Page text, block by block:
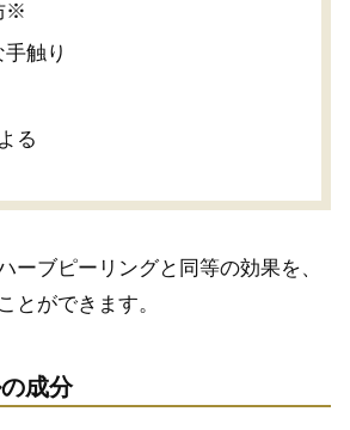
※
触り
る
ーブピーリングと同等の効果を、
とができます。
成分